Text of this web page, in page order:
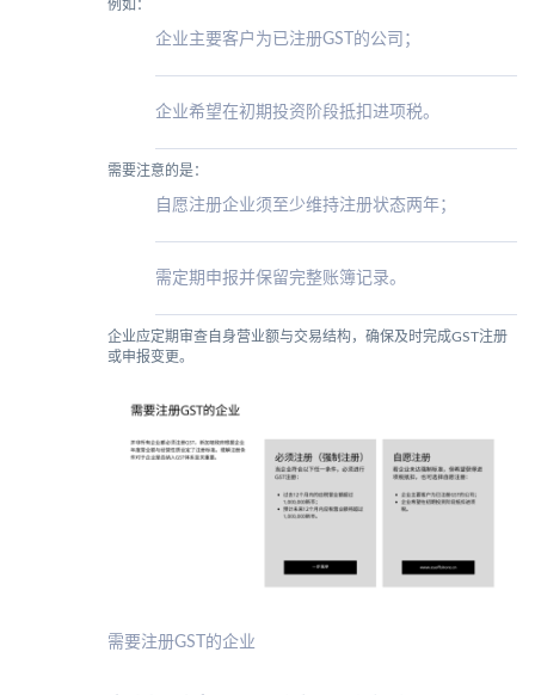
例如：
企业主要客户为已注册GST的公司；
企业希望在初期投资阶段抵扣进项税。
需要注意的是：
自愿注册企业须至少维持注册状态两年；
需定期申报并保留完整账簿记录。
企业应定期审查自身营业额与交易结构，确保及时完成GST注册
或申报变更。
需要注册GST的企业